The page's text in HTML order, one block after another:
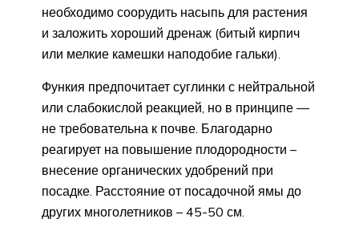
необходимо соорудить насыпь для растения
и заложить хороший дренаж (битый кирпич
или мелкие камешки наподобие гальки).
Функия предпочитает суглинки с нейтральной
или слабокислой реакцией, но в принципе —
не требовательна к почве. Благодарно
реагирует на повышение плодородности –
внесение органических удобрений при
посадке. Расстояние от посадочной ямы до
других многолетников – 45-50 см.